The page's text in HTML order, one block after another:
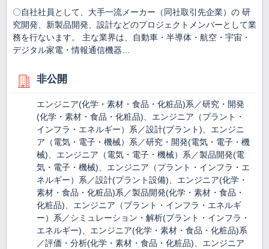
〇自社社員として、大手一流メーカー（同社取引先企業）の 研
究開発、新製品開発、設計などのプロジェクトメンバーとして業
務を行ないます。 主な業界は、自動車・半導体・航空・宇宙・
デジタル家電・情報通信機器…
非公開
エンジニア(化学・素材・食品・化粧品)系／研究・開発
(化学・素材・食品・化粧品)、エンジニア（プラント・
インフラ・エネルギー）系／設計(プラント)、エンジニ
ア（電気・電子・機械）系／研究・開発(電気・電子・機
械)、エンジニア（電気・電子・機械）系／製品開発(電
気・電子・機械)、エンジニア（プラント・インフラ・エ
ネルギー）系／設計(プラント設備)、エンジニア(化学・
素材・食品・化粧品)系／製品開発(化学・素材・食品・
化粧品)、エンジニア（プラント・インフラ・エネルギ
ー）系／シミュレーション・解析(プラント・インフラ・
エネルギー)、エンジニア(化学・素材・食品・化粧品)系
／評価・分析(化学・素材・食品・化粧品)、エンジニア